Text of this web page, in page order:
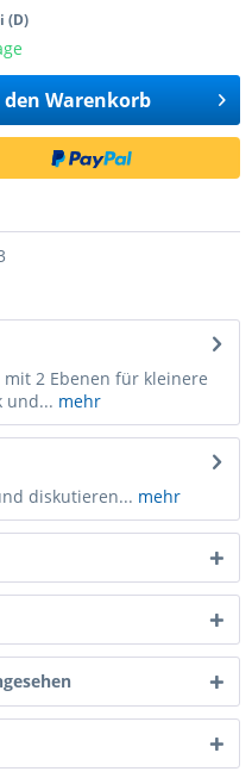
(D)
den Warenkorb
2 Ebenen für kleinere
und... mehr
diskutieren... mehr